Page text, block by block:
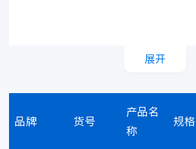
展开
品牌 货号
产品名
称
规格